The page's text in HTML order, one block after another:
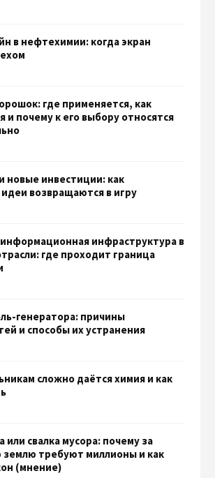
в нефтехимии: когда экран
где применяется, как
и почему к его выбору относятся
новые инвестиции: как
возвращаются в игру
инфраструктура в
где проходит граница
генератора: причины
и способы их устранения
сложно даётся химия и как
или свалка мусора: почему за
землю требуют миллионы и как
(мнение)